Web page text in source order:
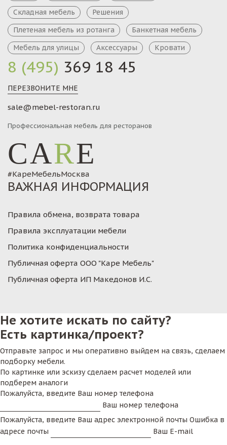
8 (495) 369 18 45
ПЕРЕЗВОНИТЕ МНЕ
sale@mebel-restoran.ru
Профессиональная мебель для ресторанов
CARE
#КареМебельМосква
Складная мебель
Решения
Плетеная мебель из ротанга
Банкетная мебель
Мебель для улицы
Аксессуары Кровати
ВАЖНАЯ ИНФОРМАЦИЯ
Правила обмена, возврата товара
Правила эксплуатации мебели
Политика конфиденциальности
Публичная оферта ООО "Каре Мебель"
Публичная оферта ИП Македонов И.С.
Не хотите искать по сайту?
Есть картинка/проект?
Отправьте запрос и мы оперативно выйдем на связь, сделаем
подборку мебели.
По картинке или эскизу сделаем расчет моделей или
подберем аналоги
Пожалуйста, введите Ваш номер телефона
Ваш номер телефона
Пожалуйста, введите Ваш адрес электронной почты Ошибка в
адресе почты
Ваш E-mail